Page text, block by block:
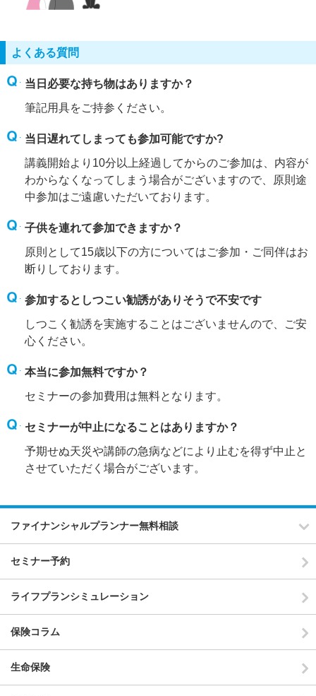
よくある質問
当日必要な持ち物はありますか？
筆記用具をご持参ください。
当日遅れてしまっても参加可能ですか?
講義開始より10分以上経過してからのご参加は、内容が
わからなくなってしまう場合がございますので、原則途
中参加はご遠慮いただいております。
子供を連れて参加できますか？
原則として15歳以下の方についてはご参加・ご同伴はお
断りしております。
参加するとしつこい勧誘がありそうで不安です
しつこく勧誘を実施することはございませんので、ご安
心ください。
本当に参加無料ですか？
セミナーの参加費用は無料となります。
セミナーが中止になることはありますか？
予期せぬ天災や講師の急病などにより止むを得ず中止と
させていただく場合がございます。
ファイナンシャルプランナー無料相談
セミナー予約
ライフプランシミュレーション
保険コラム
生命保険